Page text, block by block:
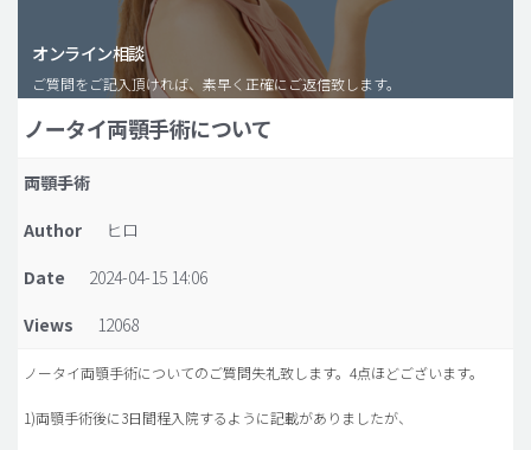
脂肪注入(アンチエイジング)
豊胸手術・バストアップ
プチ整形
idリアルストーリー
idニュース
病院紹介
安全整形
オンライン相談
ご質問をご記入頂ければ、素早く正確にご返信致します。
ノータイ両顎手術について
両顎手術
Author
ヒロ
Date
2024-04-15 14:06
Views
12068
ノータイ両顎手術についてのご質問失礼致します。4点ほどございます。
1)両顎手術後に3日間程入院するように記載がありましたが、